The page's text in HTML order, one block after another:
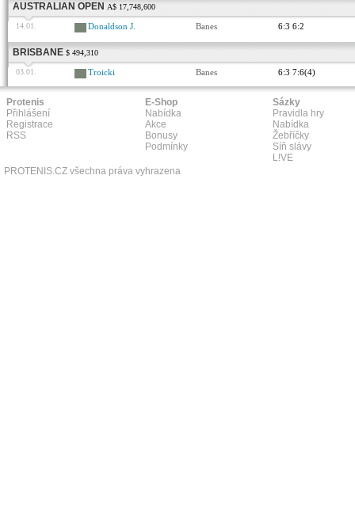
AUSTRALIAN OPEN A$ 17,748,600
14.01. Donaldson J. Banes 6:3 6:2
BRISBANE $ 494,310
03.01. Troicki Banes 6:3 7:6(4)
Protenis
Přihlášení
Registrace
RSS
E-Shop
Nabídka
Akce
Bonusy
Podmínky
Sázky
Pravidla hry
Nabídka
Žebříčky
Síň slávy
L!VE
PROTENIS.CZ všechna práva vyhrazena